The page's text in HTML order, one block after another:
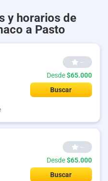
y horarios de
a Pasto
--
Desde$65.000
Buscar
--
Desde$65.000
Buscar